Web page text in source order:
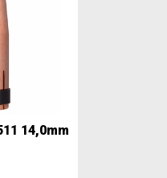
14,0mm